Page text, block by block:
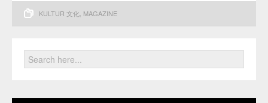
KULTUR 文化 MAGAZINE